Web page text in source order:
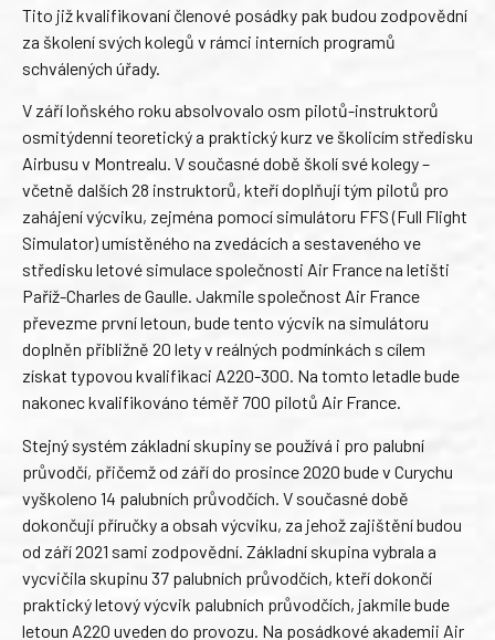
Tito již kvalifikovaní členové posádky pak budou zodpovědní
za školení svých kolegů v rámci interních programů
schválených úřady.
V září loňského roku absolvovalo osm pilotů-instruktorů
osmitýdenní teoretický a praktický kurz ve školicím středisku
Airbusu v Montrealu. V současné době školí své kolegy –
včetně dalších 28 instruktorů, kteří doplňují tým pilotů pro
zahájení výcviku, zejména pomocí simulátoru FFS (Full Flight
Simulator) umístěného na zvedácích a sestaveného ve
středisku letové simulace společnosti Air France na letišti
Paříž-Charles de Gaulle. Jakmile společnost Air France
převezme první letoun, bude tento výcvik na simulátoru
doplněn přibližně 20 lety v reálných podmínkách s cílem
získat typovou kvalifikaci A220-300. Na tomto letadle bude
nakonec kvalifikováno téměř 700 pilotů Air France.
Stejný systém základní skupiny se používá i pro palubní
průvodčí, přičemž od září do prosince 2020 bude v Curychu
vyškoleno 14 palubních průvodčích. V současné době
dokončují příručky a obsah výcviku, za jehož zajištění budou
od září 2021 sami zodpovědní. Základní skupina vybrala a
vycvičila skupinu 37 palubních průvodčích, kteří dokončí
praktický letový výcvik palubních průvodčích, jakmile bude
letoun A220 uveden do provozu. Na posádkové akademii Air